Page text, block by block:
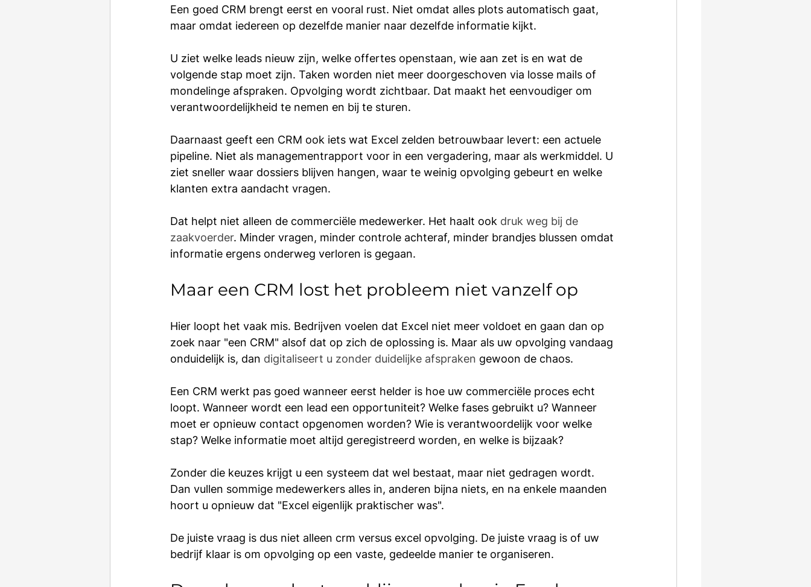
Een goed CRM brengt eerst en vooral rust. Niet omdat alles plots automatisch gaat,
maar omdat iedereen op dezelfde manier naar dezelfde informatie kijkt.
U ziet welke leads nieuw zijn, welke offertes openstaan, wie aan zet is en wat de
volgende stap moet zijn. Taken worden niet meer doorgeschoven via losse mails of
mondelinge afspraken. Opvolging wordt zichtbaar. Dat maakt het eenvoudiger om
verantwoordelijkheid te nemen en bij te sturen.
Daarnaast geeft een CRM ook iets wat Excel zelden betrouwbaar levert: een actuele
pipeline. Niet als managementrapport voor in een vergadering, maar als werkmiddel. U
ziet sneller waar dossiers blijven hangen, waar te weinig opvolging gebeurt en welke
klanten extra aandacht vragen.
Dat helpt niet alleen de commerciële medewerker. Het haalt ook druk weg bij de
zaakvoerder. Minder vragen, minder controle achteraf, minder brandjes blussen omdat
informatie ergens onderweg verloren is gegaan.
Maar een CRM lost het probleem niet vanzelf op
Hier loopt het vaak mis. Bedrijven voelen dat Excel niet meer voldoet en gaan dan op
zoek naar "een CRM" alsof dat op zich de oplossing is. Maar als uw opvolging vandaag
onduidelijk is, dan digitaliseert u zonder duidelijke afspraken gewoon de chaos.
Een CRM werkt pas goed wanneer eerst helder is hoe uw commerciële proces echt
loopt. Wanneer wordt een lead een opportuniteit? Welke fases gebruikt u? Wanneer
moet er opnieuw contact opgenomen worden? Wie is verantwoordelijk voor welke
stap? Welke informatie moet altijd geregistreerd worden, en welke is bijzaak?
Zonder die keuzes krijgt u een systeem dat wel bestaat, maar niet gedragen wordt.
Dan vullen sommige medewerkers alles in, anderen bijna niets, en na enkele maanden
hoort u opnieuw dat "Excel eigenlijk praktischer was".
De juiste vraag is dus niet alleen crm versus excel opvolging. De juiste vraag is of uw
bedrijf klaar is om opvolging op een vaste, gedeelde manier te organiseren.